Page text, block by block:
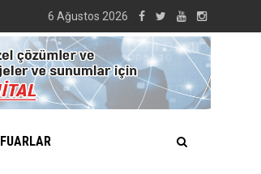
6 Ağustos 2026
FUARLAR